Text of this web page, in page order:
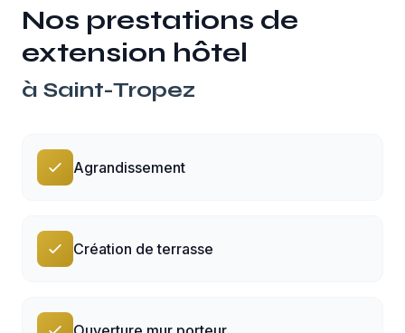
Nos prestations de
extension hôtel
à Saint-Tropez
Agrandissement
Création de terrasse